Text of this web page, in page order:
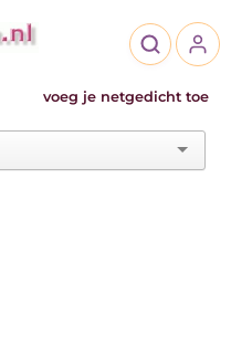
voeg je netgedicht toe